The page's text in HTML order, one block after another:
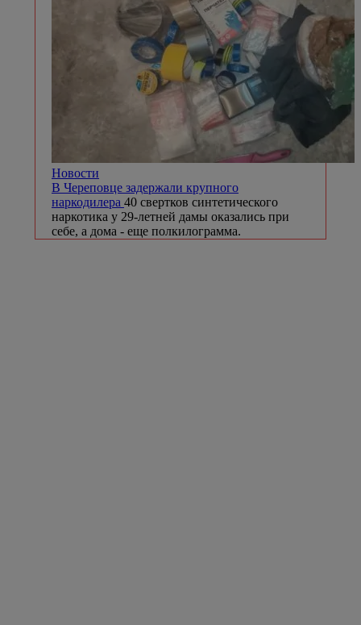
Новости
В Череповце задержали крупного
наркодилера 40 свертков синтетического
наркотика у 29-летней дамы оказались при
себе, а дома - еще полкилограмма.